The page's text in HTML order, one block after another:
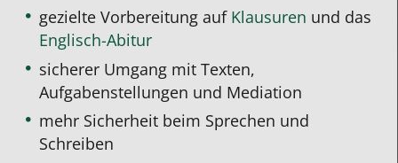
gezielte Vorbereitung auf Klausuren und das
Englisch-Abitur
sicherer Umgang mit Texten,
Aufgabenstellungen und Mediation
mehr Sicherheit beim Sprechen und
Schreiben